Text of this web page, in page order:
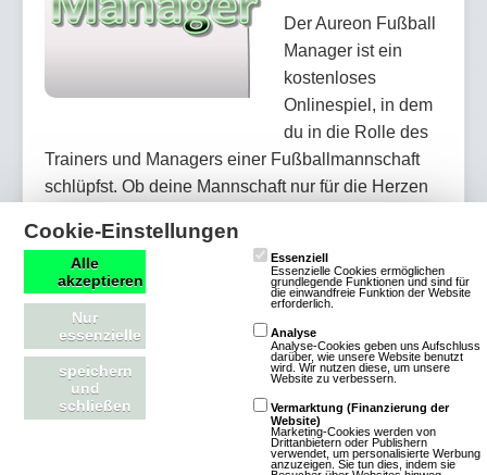
Der Aureon Fußball
Manager ist ein
kostenloses
Onlinespiel, in dem
du in die Rolle des
Trainers und Managers einer Fußballmannschaft
schlüpfst. Ob deine Mannschaft nur für die Herzen
Meisterschaft zu gewinnen, hängt von dir ab - alle
Geschicke lenkst du! Das Spiel wird über den
Browser gespielt und läuft automatisch ab - du
musst nicht ständig online sein. Immer nachts wird
der aktuelle Spieltag berechnet und du hast den
gesamten nä…
Mehr über Aureon Fußball Manager
Cookie-Einstellungen
Alle
akzeptieren
Nur
essenzielle
speichern
und
schließen
Essenziell
Essenzielle Cookies ermöglichen
grundlegende Funktionen und sind für
die einwandfreie Funktion der Website
erforderlich.
Analyse
Analyse-Cookies geben uns Aufschluss
darüber, wie unsere Website benutzt
wird. Wir nutzen diese, um unsere
Website zu verbessern.
Vermarktung (Finanzierung der
Website)
Marketing-Cookies werden von
Drittanbietern oder Publishern
verwendet, um personalisierte Werbung
anzuzeigen. Sie tun dies, indem sie